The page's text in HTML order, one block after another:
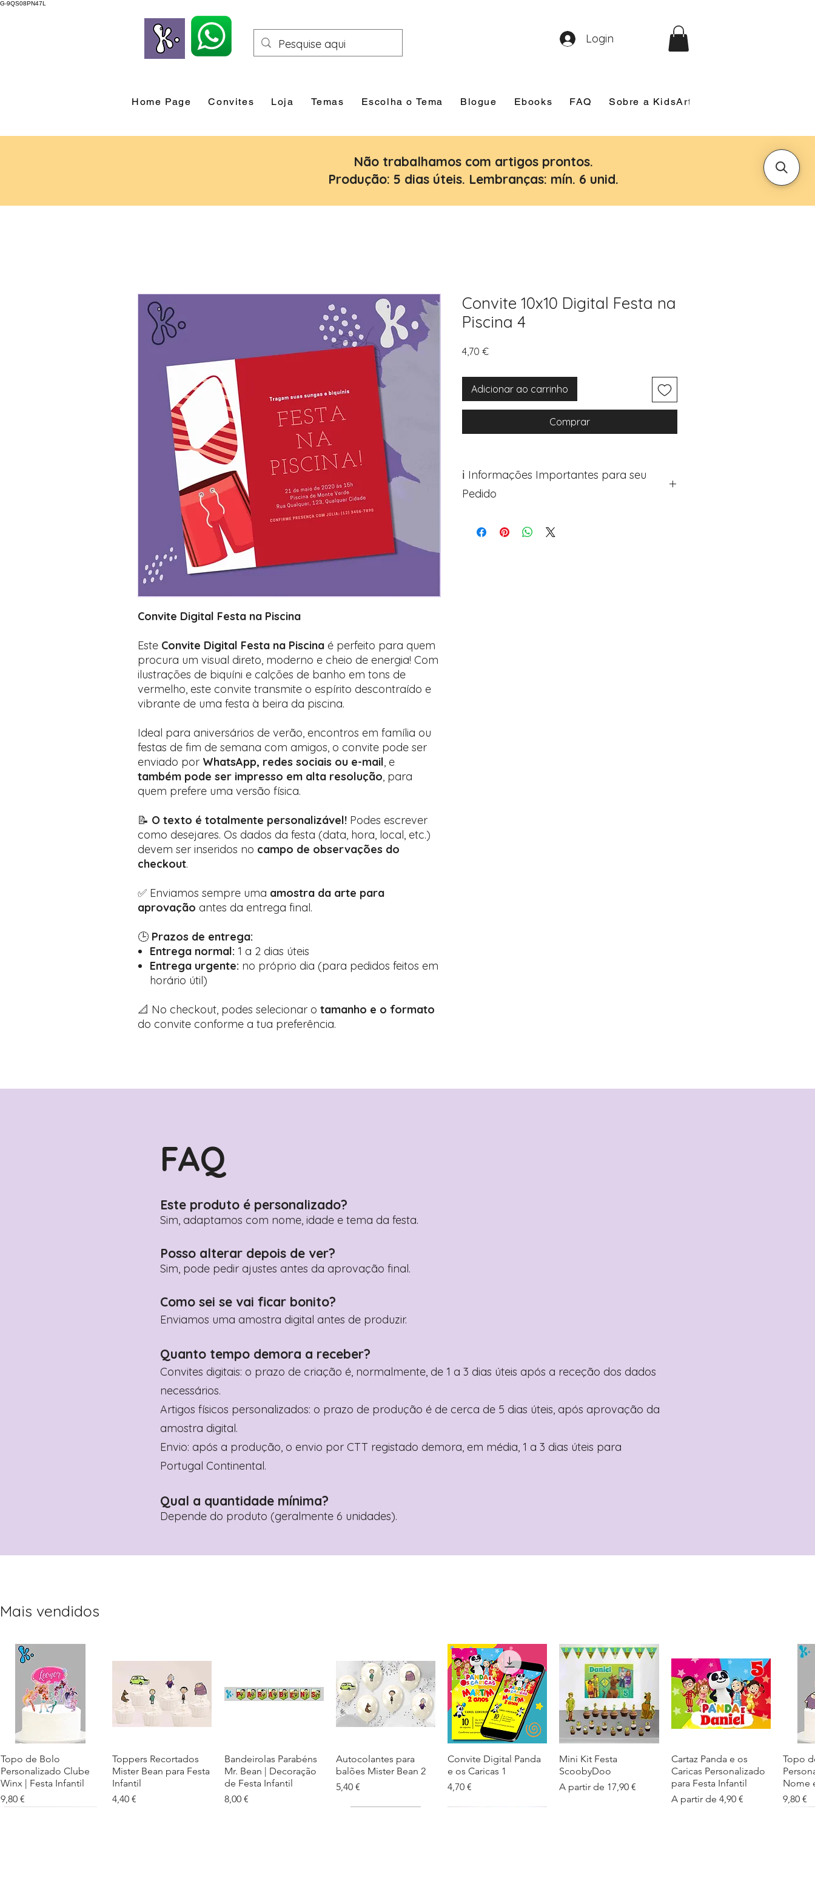
G-9QS08PN47L
Home Page Convites Loja Temas Escolha o Tema Blogue Ebooks FAQ Sobre a KidsArt
Login
Não trabalhamos com artigos prontos.
Produção: 5 dias úteis. Lembranças: mín. 6 unid.
Convite Digital Festa na Piscina
Este Convite Digital Festa na Piscina é perfeito para quem
procura um visual direto, moderno e cheio de energia! Com
ilustrações de biquíni e calções de banho em tons de
vermelho, este convite transmite o espírito descontraído e
vibrante de uma festa à beira da piscina.
Ideal para aniversários de verão, encontros em família ou
festas de fim de semana com amigos, o convite pode ser
enviado por WhatsApp, redes sociais ou e-mail, e
também pode ser impresso em alta resolução, para
quem prefere uma versão física.
📝 O texto é totalmente personalizável! Podes escrever
como desejares. Os dados da festa (data, hora, local, etc.)
devem ser inseridos no campo de observações do
checkout.
✅ Enviamos sempre uma amostra da arte para
aprovação antes da entrega final.
🕒 Prazos de entrega:
Entrega normal: 1 a 2 dias úteis
Entrega urgente: no próprio dia (para pedidos feitos em
horário útil)
📐 No checkout, podes selecionar o tamanho e o formato
do convite conforme a tua preferência.
Convite 10x10 Digital Festa na
Piscina 4
4,70 €Preço
Adicionar ao carrinho
Comprar
ℹ️ Informações Importantes para seu
Pedido
Avance para a página de checkout (próximo passo
FAQ
Este produto é personalizado?
Sim, adaptamos com nome, idade e tema da festa.
Posso alterar depois de ver?
Sim, pode pedir ajustes antes da aprovação final.
Como sei se vai ficar bonito?
Enviamos uma amostra digital antes de produzir.
Quanto tempo demora a receber?
Convites digitais: o prazo de criação é, normalmente, de 1 a 3 dias úteis após a receção dos dados
necessários.
Artigos físicos personalizados: o prazo de produção é de cerca de 5 dias úteis, após aprovação da
amostra digital.
Envio: após a produção, o envio por CTT registado demora, em média, 1 a 3 dias úteis para
Portugal Continental.
Qual a quantidade mínima?
Depende do produto (geralmente 6 unidades).
Mais vendidos
Visualização rápida
Topo de Bolo
Personalizado Clube
Winx | Festa Infantil
Preço
9,80 €
Visualização rápida
Toppers Recortados
Mister Bean para Festa
Infantil
Preço
4,40 €
Visualização rápida
Bandeirolas Parabéns
Mr. Bean | Decoração
de Festa Infantil
Preço
8,00 €
Visualização rápida
Autocolantes para
balões Mister Bean 2
Preço
5,40 €
Visualização rápida
Convite Digital Panda
e os Caricas 1
Preço
4,70 €
Visualização rápida
Mini Kit Festa
ScoobyDoo
A partir de 17,90 €
Preço promocional
Visualização rápida
Cartaz Panda e os
Caricas Personalizado
para Festa Infantil
A partir de 4,90 €
Preço promocional
Topo
Nome
Preço
9,80 €